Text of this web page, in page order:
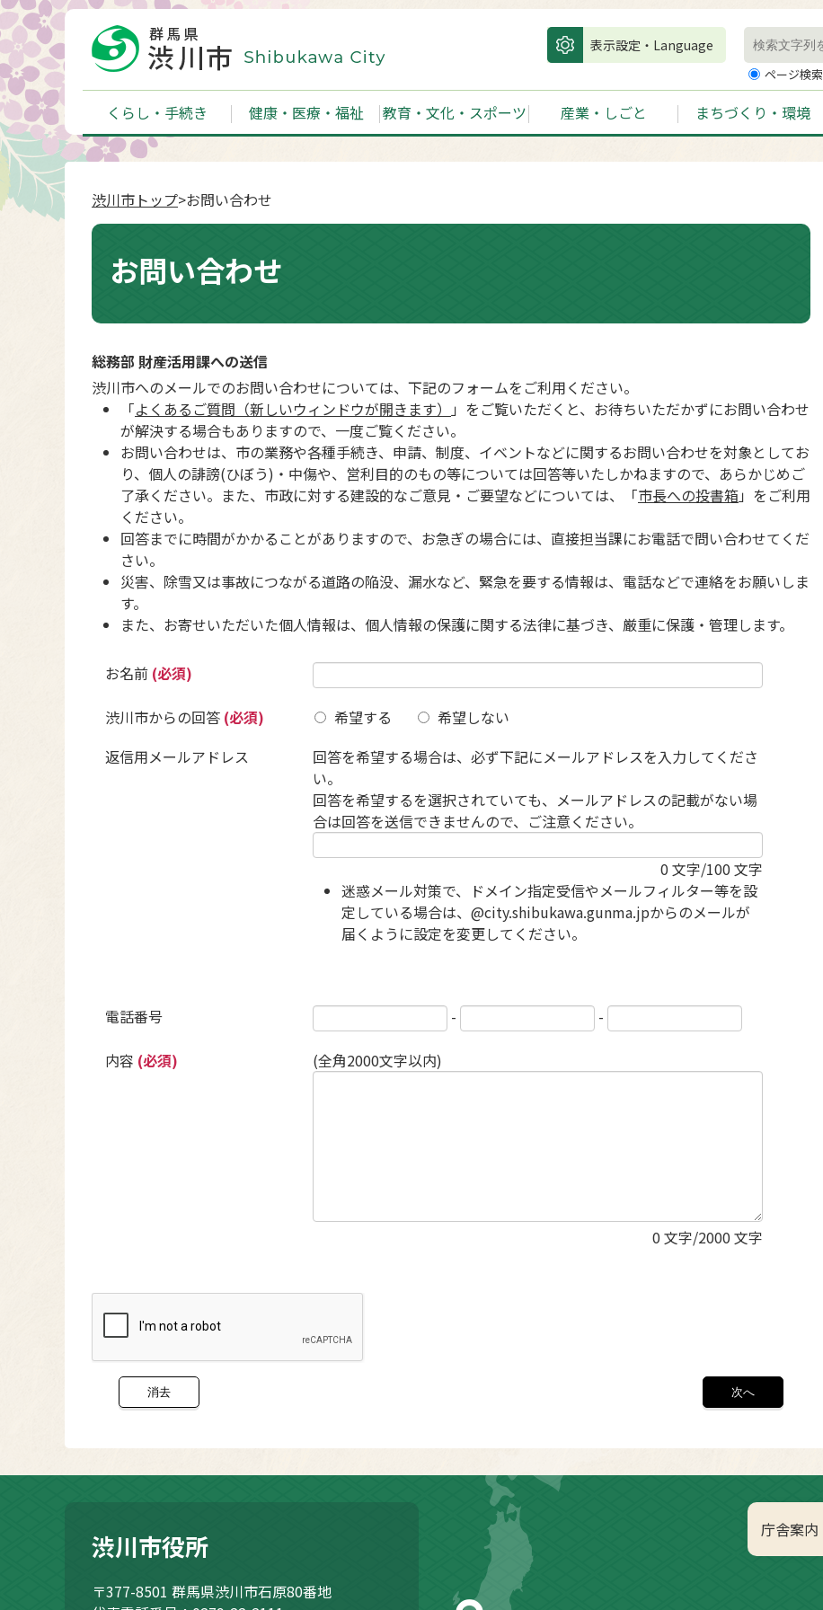
表示設定・Language
ページ検索
くらし・手続き 健康・医療・福祉 教育・文化・スポーツ 産業・しごと まちづくり・環境
渋川市トップ>お問い合わせ
お問い合わせ
総務部 財産活用課への送信
渋川市へのメールでのお問い合わせについては、下記のフォームをご利用ください。
「よくあるご質問（新しいウィンドウが開きます）
」をご覧いただくと、お待ちいただかずにお問い合わせ
が解決する場合もありますので、一度ご覧ください。
お問い合わせは、市の業務や各種手続き、申請、制度、イベントなどに関するお問い合わせを対象としてお
り、個人の誹謗(ひぼう)・中傷や、営利目的のもの等については回答等いたしかねますので、あらかじめご
了承ください。また、市政に対する建設的なご意見・ご要望などについては、「市長への投書箱」をご利用
ください。
回答までに時間がかかることがありますので、お急ぎの場合には、直接担当課にお電話で問い合わせてくだ
さい。
災害、除雪又は事故につながる道路の陥没、漏水など、緊急を要する情報は、電話などで連絡をお願いしま
す。
また、お寄せいただいた個人情報は、個人情報の保護に関する法律に基づき、厳重に保護・管理します。
お名前 (必須)
渋川市からの回答 (必須) 希望する
希望しない
返信用メールアドレス
回答を希望する場合は、必ず下記にメールアドレスを入力してくださ
い。
回答を希望するを選択されていても、メールアドレスの記載がない場
合は回答を送信できませんので、ご注意ください。
0 文字/100 文字
迷惑メール対策で、ドメイン指定受信やメールフィルター等を設
定している場合は、@city.shibukawa.gunma.jpからのメールが
届くように設定を変更してください。
電話番号 - -
内容 (必須) (全角2000文字以内)
0 文字/2000 文字
庁舎案内
渋川市役所
〒377-8501 群馬県渋川市石原80番地